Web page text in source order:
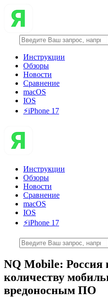
Инструкции
Обзоры
Новости
Сравнение
macOS
IOS
⚡️iPhone 17
Инструкции
Обзоры
Новости
Сравнение
macOS
IOS
⚡️iPhone 17
NQ Mobile: Россия
количеству
вредоносным ПО